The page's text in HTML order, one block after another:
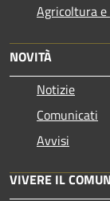
Agricoltura e
NOVITÀ
Notizie
Comunicati
Avvisi
VIVERE IL